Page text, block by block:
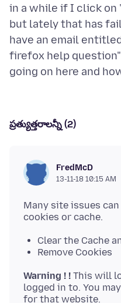
in a while if I click on
but lately that has
have an email
firefox help
ప్రత్యుత్తరాలన్నీ (2)
FredMcD
13-11-18 10:15 AM
Many site issues
Clear the Cache
Remove Cookies
Warning ! ! This will
logged in to. You